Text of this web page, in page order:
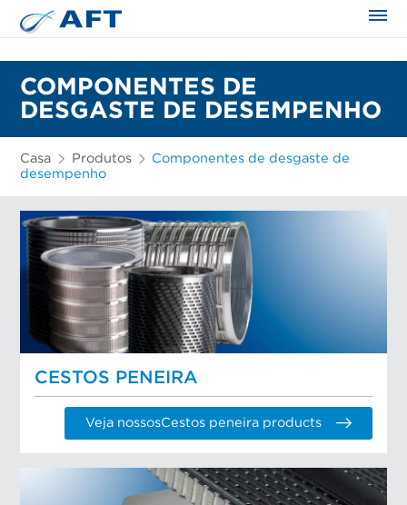
COMPONENTES DE
DESGASTE DE DESEMPENHO
Casa Produtos
Componentes de desgaste de
desempenho
CESTOS PENEIRA
Veja nossosCestos peneira products